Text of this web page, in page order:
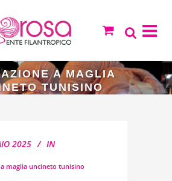
A MAGLIA
TUNISINO
2025 IN
maglia uncineto tunisino